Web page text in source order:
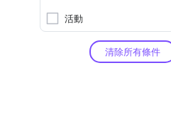
活動
清除所有條件